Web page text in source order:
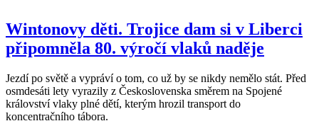
Wintonovy děti. Trojice dam si v Liberci
připomněla 80. výročí vlaků naděje
Jezdí po světě a vypráví o tom, co už by se nikdy nemělo stát. Před
osmdesáti lety vyrazily z Československa směrem na Spojené
království vlaky plné dětí, kterým hrozil transport do
koncentračního tábora.